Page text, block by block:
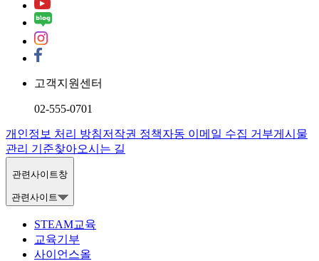
고객지원센터
02-555-0701
개인정보 처리 방침저작권 정책자동 이메일 수집 거부게시물
관리 기준찾아오시는 길
관련사이트창
관련사이트
STEAM교육
교육기부
사이언스올